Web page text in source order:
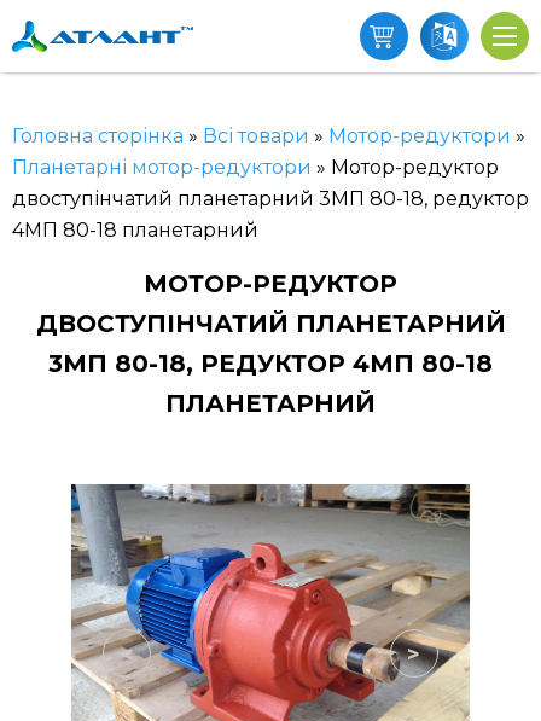
Головна сторінка » Всі товари » Мотор-редуктори »
Планетарні мотор-редуктори » Мотор-редуктор
двоступінчатий планетарний 3МП 80-18, редуктор
4МП 80-18 планетарний
МОТОР-РЕДУКТОР
ДВОСТУПІНЧАТИЙ ПЛАНЕТАРНИЙ
3МП 80-18, РЕДУКТОР 4МП 80-18
ПЛАНЕТАРНИЙ
< >